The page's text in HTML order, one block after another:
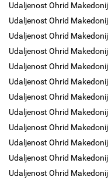
Udaljenost Ohrid
Udaljenost Ohrid
Udaljenost Ohrid
Udaljenost Ohrid
Udaljenost Ohrid
Udaljenost Ohrid
Udaljenost Ohrid
Udaljenost Ohrid
Udaljenost Ohrid
Udaljenost Ohrid
Udaljenost Ohrid
Udaljenost Ohrid